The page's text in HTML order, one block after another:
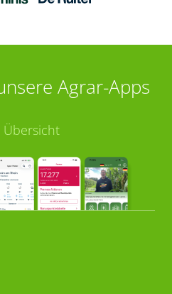
Agrar-Apps
Übersicht